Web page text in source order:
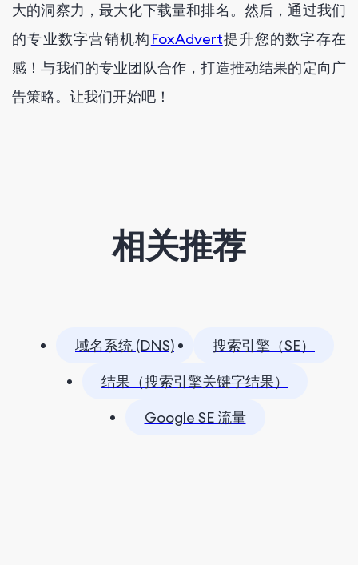
大的洞察力，最大化下载量和排名。然后，通过我们
的专业数字营销机构 FoxAdvert提升您的数字存在
感！与我们的专业团队合作，打造推动结果的定向广
告策略。让我们开始吧！
相关推荐
域名系统 (DNS)
搜索引擎（SE）
结果（搜索引擎关键字结果）
Google SE 流量